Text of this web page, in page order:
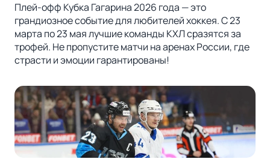
Плей-офф Кубка Гагарина 2026 года — это
грандиозное событие для любителей хоккея. С 23
марта по 23 мая лучшие команды КХЛ сразятся за
трофей. Не пропустите матчи на аренах России, где
страсти и эмоции гарантированы!